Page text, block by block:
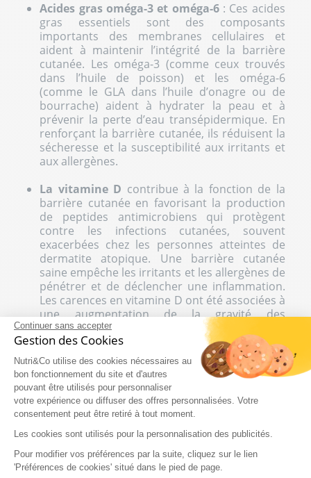
Continuer sans accepter
Gestion des Cookies
Nutri&Co utilise des cookies nécessaires au
bon fonctionnement du site et d'autres
pouvant être utilisés pour personnaliser
votre expérience ou diffuser des offres personnalisées. Votre
consentement peut être retiré à tout moment.
Les cookies sont utilisés pour la personnalisation des publicités.
Pour modifier vos préférences par la suite, cliquez sur le lien
'Préférences de cookies' situé dans le pied de page.
Acides grasoméga-3 et oméga-6: Ces acides
gras essentiels sont des composants
importants des membranes cellulaires et
aident à maintenir l’intégrité de la barrière
cutanée. Les oméga-3 (comme ceux trouvés
dans l’huile de poisson) et les oméga-6
(comme le GLA dans l’huile d’onagre ou de
bourrache) aident à hydrater la peau et à
prévenir la perte d’eau transépidermique. En
renforçant la barrière cutanée, ils réduisent la
sécheresse et la susceptibilité aux irritants et
aux allergènes.
La vitamine D contribue à la fonction de la
barrière cutanée en favorisant la production
de peptides antimicrobiens qui protègent
contre les infections cutanées, souvent
exacerbées chez les personnes atteintes de
dermatite atopique. Une barrière cutanée
saine empêche les irritants et les allergènes de
pénétrer et de déclencher une inflammation.
Les carences en vitamine D ont été associées à
une augmentation de la gravité des
symptômes de la dermatite atopique. La
supplémentation en vitamine D pourrait aider
à réduire l’inflammation et améliorer les
symptômes de l’eczéma, surtout en hiver
lorsque l’exposition au soleil est réduite.
Réduction de l’inflammation et
modulation de la réponse
immunitaire